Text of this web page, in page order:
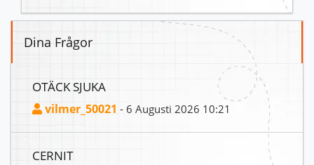
Dina Frågor
OTÄCK SJUKA
vilmer_50021 - 6 Augusti 2026 10:21
CERNIT